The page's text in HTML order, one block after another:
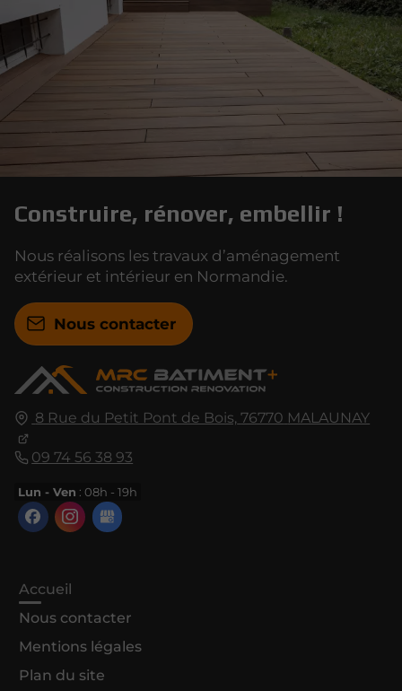
8 Rue du Petit Pont de Bois, 76770 MALAUNAY
09 74 56 38 93
Lun - Ven : 08h - 19h
Accueil
Nous contacter
Mentions légales
Plan du site
Construire, rénover, embellir !
Nous réalisons les travaux d’aménagement
extérieur et intérieur en Normandie.
Nous contacter